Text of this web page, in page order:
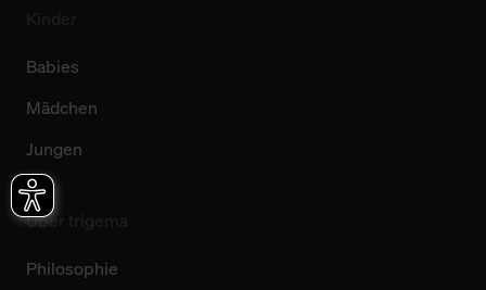
Babies
Mädchen
Jungen
Über trigema
Philosophie